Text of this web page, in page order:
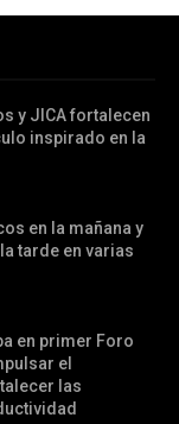
y JICA fortalecen
inspirado en la
en la mañana y
tarde en varias
en primer Foro
el
las